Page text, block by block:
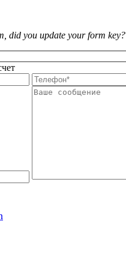
did you update your form key?